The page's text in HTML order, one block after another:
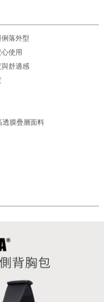
落外型
使用
舒適感
透膜疊層面料